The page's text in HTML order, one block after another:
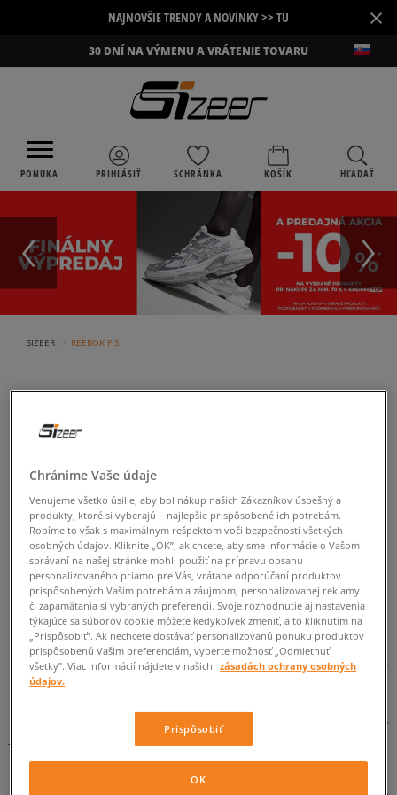
NAJNOVŠIE TRENDY A NOVINKY >> TU ×
30 DNÍ NA VÝMENU A VRÁTENIE TOVARU
PONUKA PRIHLÁSIŤ SCHRÁNKA KOŠÍK HĽADAŤ
SIZEER REEBOK F S
ZMEŇTE HĽADANÝ VÝRAZ.
(ODSTRÁŇTE MENEJ DÔLEŽITÉ).
SPÄŤ
REEBOK F S
Športový outfit, ktorý by bol synonymom ženskosti? Len s legendárnym
modelom športovej obuvi Reebok F S! Tento slávny model sa medzi dámami
zdobí originálnymi detailmi. Snívate o pohodlných topánkach na každý deň,
ktoré sa skvele uplatnia vo Vašom ženskom outfite? Vyberte si Reebok F S v
jednej z unikátnych farebných verzií. Tieto tenisky Vás určite nesklamú!
Reebok F S – klasika mestského štýlu v ženskom vydaní
Kultový model Reebok Freestyle Hi debutoval v osemdesiatych rokoch a
Chránime Vaše údaje
Venujeme všetko úsilie, aby bol nákup našich Zákazníkov úspešný a
produkty, ktoré si vyberajú – najlepšie prispôsobené ich potrebám.
Robíme to však s maximálnym rešpektom voči bezpečnosti všetkých
osobných údajov. Kliknite „OK”, ak chcete, aby sme informácie o Vašom
správaní na našej stránke mohli použiť na prípravu obsahu
personalizovaného priamo pre Vás, vrátane odporúčaní produktov
prispôsobených Vašim potrebám a záujmom, personalizovanej reklamy
či zapamätania si vybraných preferencií. Svoje rozhodnutie aj nastavenia
týkajúce sa súborov cookie môžete kedykoľvek zmeniť, a to kliknutím na
„Prispôsobiť”. Ak nechcete dostávať personalizovanú ponuku produktov
prispôsobenú Vašim preferenciám, vyberte možnosť „Odmietnuť
všetky”. Viac informácií nájdete v našich
zásadách ochrany osobných
údajov.
Prispôsobiť
OK